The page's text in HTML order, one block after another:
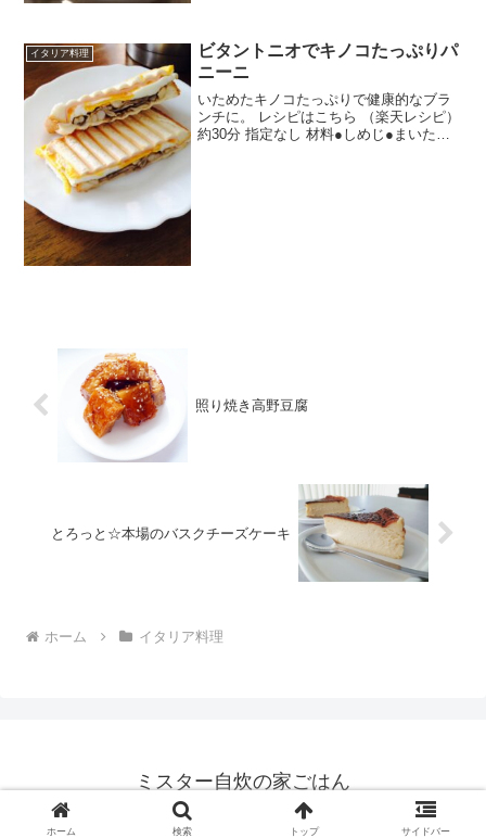
イタリア料理
ビタントニオでキノコたっぷりパ
ニーニ
いためたキノコたっぷりで健康的なブラ
ンチに。 レシピはこちら （楽天レシピ）
約30分 指定なし 材料●しめじ●まいたけ●
照り焼き高野豆腐
とろっと☆本場のバスクチーズケーキ
ホーム イタリア料理
ミスター自炊の家ごはん
© 2021 ミスター自炊の家ごはん.
ホーム 検索 トップ サイドバー